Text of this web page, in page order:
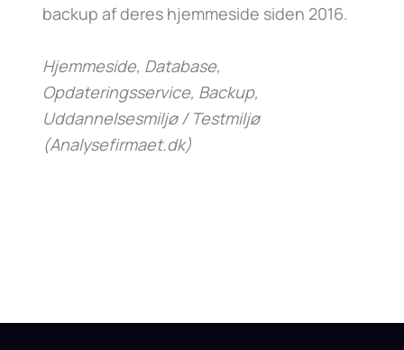
backup af deres hjemmeside siden 2016.
Hjemmeside, Database,
Opdateringsservice, Backup,
Uddannelsesmiljø / Testmiljø
(Analysefirmaet.dk)